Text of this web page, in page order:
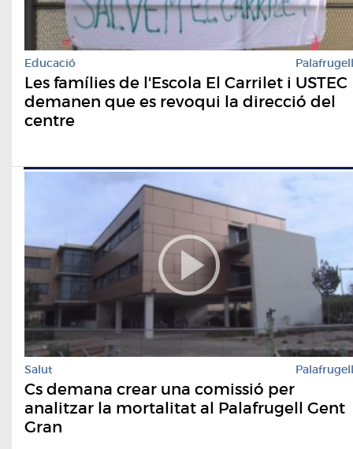
Educació Palafrugell
Les famílies de l'Escola El Carrilet i USTEC
demanen que es revoqui la direcció del
centre
Salut Palafrugell
Cs demana crear una comissió per
analitzar la mortalitat al Palafrugell Gent
Gran